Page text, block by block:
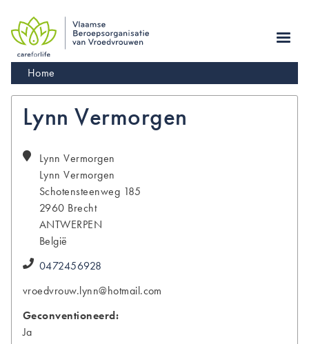
main
navigation
Kruimelpad
Home
Lynn Vermorgen
Lynn Vermorgen
Lynn Vermorgen
Schotensteenweg 185
2960 Brecht
ANTWERPEN
België
0472456928
vroedvrouw.lynn@hotmail.com
Geconventioneerd:
Ja